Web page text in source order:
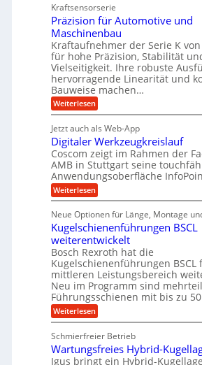
i
n
d
e
t
r
i
e
b
e
f
ü
r
r
a
e
U
m
g
e
b
u
n
g
e
n
n
d
A
u
f
t
r
a
g
s
e
i
n
g
a
n
g
l
o
s
e
,
w
e
n
i
g
e
r
S
t
e
l
e
n
h
n
s
t
a
n
g
e
n
g
e
t
r
i
e
b
e
f
ü
r
r
ä
z
i
s
e
u
b
b
e
w
e
g
u
Kraftsensorserie
Präzision für Automotive und
Maschinenbau
Kraftaufnehmer der Serie K
für hohe Präzision, Stabilität
Vielseitigkeit. Ihre robuste
hervorragende Linearität und
Bauweise machen…
Weiterlesen:
P
ä
z
i
s
i
o
n
f
r
A
u
t
o
m
o
t
i
v
e
n
d
M
Jetzt auch als Web-App
Digitaler Werkzeugkreislauf
Coscom zeigt im Rahmen der
AMB in Stuttgart seine
Anwendungsoberfläche
Weiterlesen:
D
g
i
t
a
l
e
r
W
e
r
k
z
e
u
g
Neue Optionen für Länge, Montage
Kugelschienenführungen BSCL
weiterentwickelt
Bosch Rexroth hat die
Kugelschienenführungen BSCL
mittleren Leistungsbereich
Neu im Programm sind
Führungsschienen mit bis zu
Weiterlesen:
K
g
e
l
Schmierfreier Betrieb
Wartungsfreies Hybrid-
Igus bringt ein Hybrid-